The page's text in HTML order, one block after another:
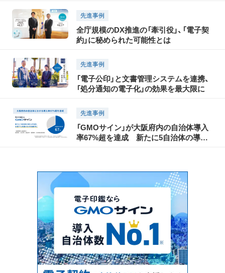
先進事例
全庁規模のDX推進の「牽引役」、「電子契
約」に秘められた可能性とは
先進事例
「電子公印」と文書管理システムを連携、
「処分通知の電子化」の効果を最大限に
先進事例
「GMOサイン」が大阪府内の自治体導入
率67%超を達成 新たに5自治体の導入